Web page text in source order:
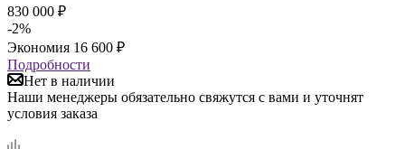
830 000 ₽
-2%
Экономия 16 600 ₽
Подробности
Нет в наличии
Наши менеджеры обязательно свяжутся с вами и уточнят
условия заказа